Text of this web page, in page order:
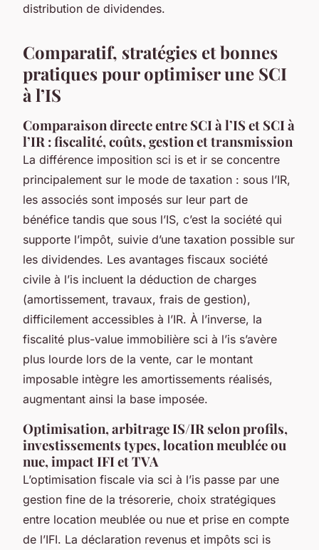
distribution de dividendes.
Comparatif, stratégies et bonnes
pratiques pour optimiser une SCI
à l’IS
Comparaison directe entre SCI à l’IS et SCI à
l’IR : fiscalité, coûts, gestion et transmission
La différence imposition sci is et ir se concentre
principalement sur le mode de taxation : sous l’IR,
les associés sont imposés sur leur part de
bénéfice tandis que sous l’IS, c’est la société qui
supporte l’impôt, suivie d’une taxation possible sur
les dividendes. Les avantages fiscaux société
civile à l’is incluent la déduction de charges
(amortissement, travaux, frais de gestion),
difficilement accessibles à l’IR. À l’inverse, la
fiscalité plus-value immobilière sci à l’is s’avère
plus lourde lors de la vente, car le montant
imposable intègre les amortissements réalisés,
augmentant ainsi la base imposée.
Optimisation, arbitrage IS/IR selon profils,
investissements types, location meublée ou
nue, impact IFI et TVA
L’optimisation fiscale via sci à l’is passe par une
gestion fine de la trésorerie, choix stratégiques
entre location meublée ou nue et prise en compte
de l’IFI. La déclaration revenus et impôts sci is